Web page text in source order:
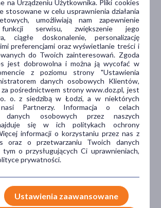
PROBLEM
podrażnienie
suchość
zaczerwienienie
CZĘŚĆ CIAŁA
twarz
na Urządzeniu Użytkownika. Pliki cookies
stosowane w celu usprawnienia działania
umożliwiają nam zapewnienie
funkcji serwisu, zwiększenie jego
ciągłe doskonalenie, personalizację
preferencjami oraz wyświetlanie treści i
do Twoich zainteresowań. Zgoda
jest dobrowolna i można ją wycofać w
z poziomu strony "Ustawienia
danych osobowych Klientów,
za pośrednictwem strony www.doz.pl, jest
o. z siedzibą w Łodzi, a w niektórych
nasi Partnerzy. Informacja o celach
danych osobowych przez naszych
się w ich politykach ochrony
informacji o korzystaniu przez nas z
oraz o przetwarzaniu Twoich danych
o przysługujących Ci uprawnieniach,
prywatności.
Ustawienia zaawansowane